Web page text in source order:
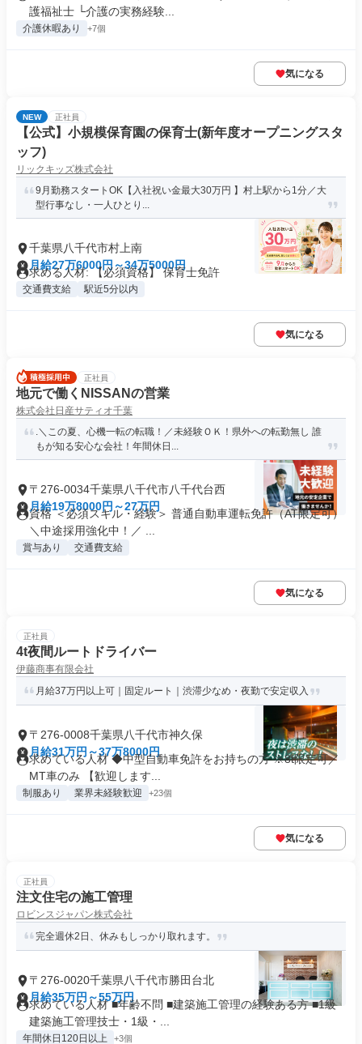
護福祉士 └介護の実務経験...
介護休暇あり +7個
気になる
NEW 正社員
【公式】小規模保育園の保育士(新年度オープニングスタ
ッフ)
リックキッズ株式会社
9月勤務スタートOK【入社祝い金最大30万円 】村上駅から1分／大
型行事なし・一人ひとり...
千葉県八千代市村上南
月給27万6000円～34万5000円
求める人材: 【必須資格】 保育士免許
交通費支給 駅近5分以内
気になる
正社員
地元で働くNISSANの営業
株式会社日産サティオ千葉
.＼この夏、心機一転の転職！／未経験ＯＫ！県外への転勤無し 誰
もが知る安心な会社！年間休日...
〒276-0034千葉県八千代市八千代台西
月給19万8000円～27万円
資格 ＜必須スキル・経験＞ 普通自動車運転免許（AT限定可）
＼中途採用強化中！／ ...
賞与あり 交通費支給
気になる
正社員
4t夜間ルートドライバー
伊藤商事有限会社
月給37万円以上可｜固定ルート｜渋滞少なめ・夜勤で安定収入
〒276-0008千葉県八千代市神久保
月給31万円～37万8000円
求めている人材 ◆中型自動車免許をお持ちの方 ※8t限定可／
MT車のみ 【歓迎します...
制服あり 業界未経験歓迎 +23個
気になる
正社員
注文住宅の施工管理
ロビンスジャパン株式会社
完全週休2日、休みもしっかり取れます。
〒276-0020千葉県八千代市勝田台北
月給35万円～55万円
求めている人材 ■年齢不問 ■建築施工管理の経験ある方 ■1級
建築施工管理技士・1級・...
年間休日120日以上 +3個